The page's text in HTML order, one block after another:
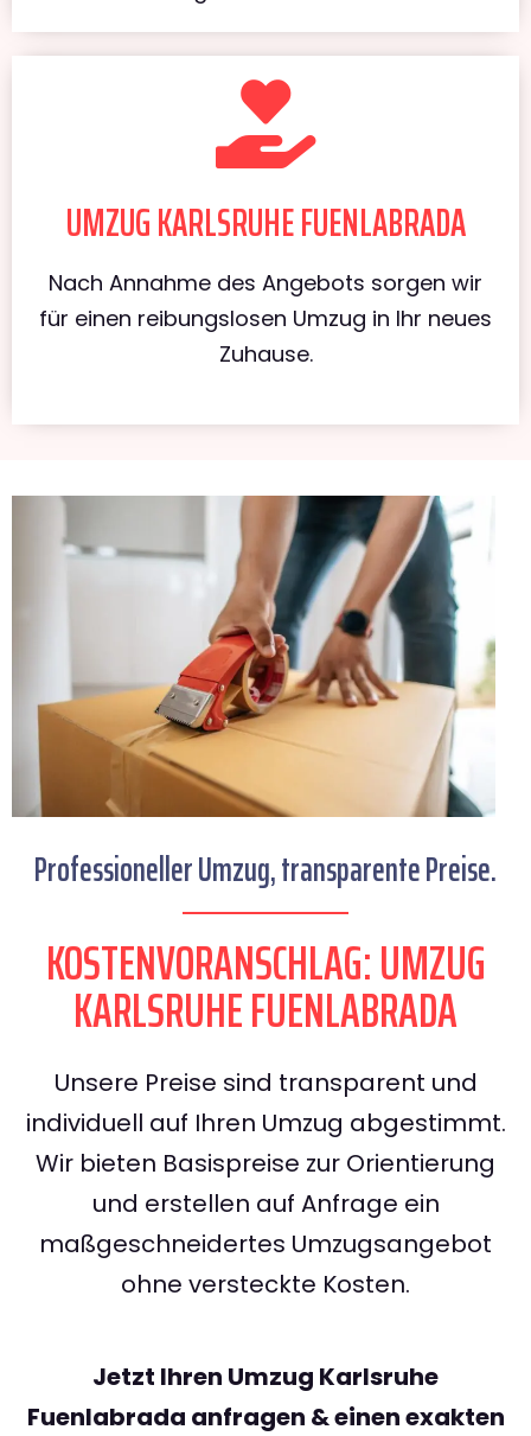
UMZUG KARLSRUHE FUENLABRADA
Nach Annahme des Angebots sorgen wir
für einen reibungslosen Umzug in Ihr neues
Zuhause.
Professioneller Umzug, transparente Preise.
KOSTENVORANSCHLAG: UMZUG
KARLSRUHE FUENLABRADA
Unsere Preise sind transparent und
individuell auf Ihren Umzug abgestimmt.
Wir bieten Basispreise zur Orientierung
und erstellen auf Anfrage ein
maßgeschneidertes Umzugsangebot
ohne versteckte Kosten.
Jetzt Ihren Umzug Karlsruhe
Fuenlabrada anfragen & einen exakten